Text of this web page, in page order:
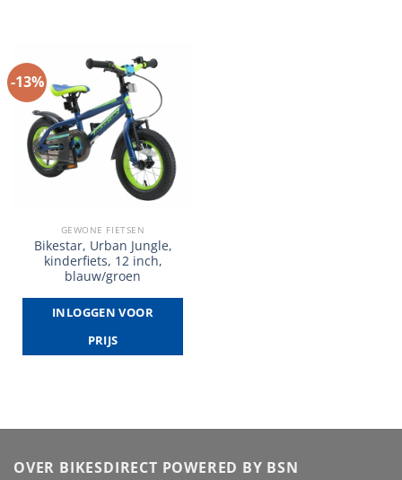
-13%
GEWONE FIETSEN
Bikestar, Urban Jungle,
kinderfiets, 12 inch,
blauw/groen
INLOGGEN VOOR
PRIJS
OVER BIKESDIRECT POWERED BY BSN